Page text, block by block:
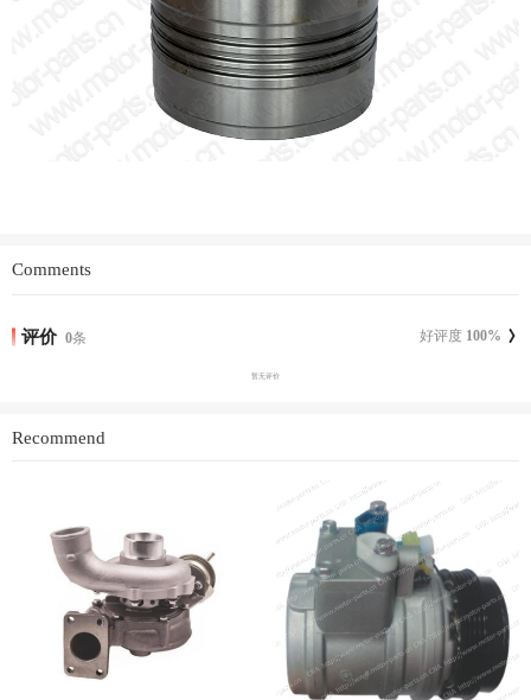
Comments
评价 好评度 100%
0条
暂无评价
Recommend